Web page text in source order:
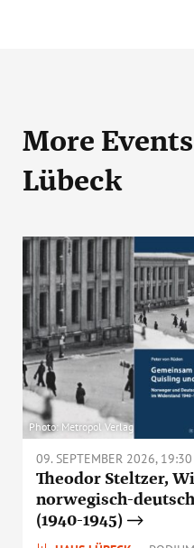
More Events
Lübeck
Photo: Metropol Verlag
09. SEPTEMBER 2026,
Theodor Steltzer,
norwegisch-
(1940-1945)